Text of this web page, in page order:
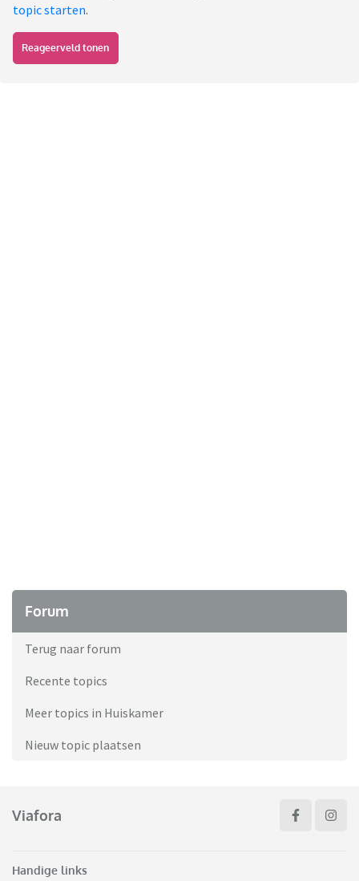
topic starten.
Reageerveld tonen
Forum
Terug naar forum
Recente topics
Meer topics in Huiskamer
Nieuw topic plaatsen
Viafora
Handige links